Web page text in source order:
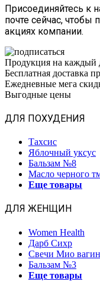
Присоединяйтесь к
почте сейчас, чтобы
акциях компании.
Продукция на каждый
Бесплатная доставка
Ежедневные мега
Выгодные цены
ДЛЯ ПОХУДЕНИЯ
Тахсис
Яблочный уксус
Бальзам №8
Масло черного
Еще товары
ДЛЯ ЖЕНЩИН
Women Health
Дарб Сихр
Свечи Мио
Бальзам №3
Еще товары